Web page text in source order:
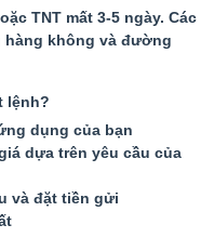
TNT mất 3-5 ngày. Các
không và đường
lệnh?
dụng của bạn
dựa trên yêu cầu của
và đặt tiền gửi